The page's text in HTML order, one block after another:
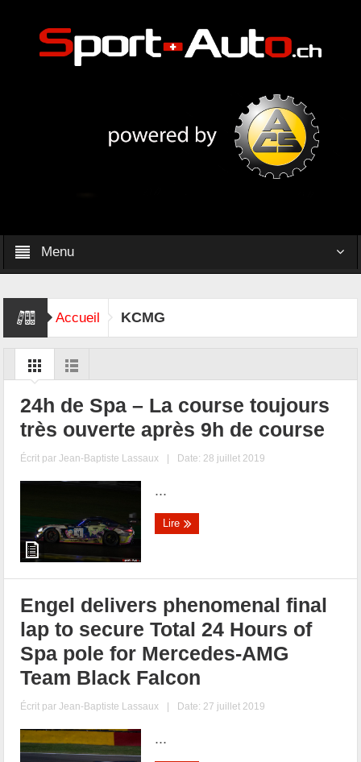
Menu
Accueil KCMG
24h de Spa – La course toujours
très ouverte après 9h de course
Écrit parJean-Baptiste Lassaux | Date: 28 juillet 2019
...
Lire
Engel delivers phenomenal final
lap to secure Total 24 Hours of
Spa pole for Mercedes-AMG
Team Black Falcon
Écrit parJean-Baptiste Lassaux | Date: 27 juillet 2019
...